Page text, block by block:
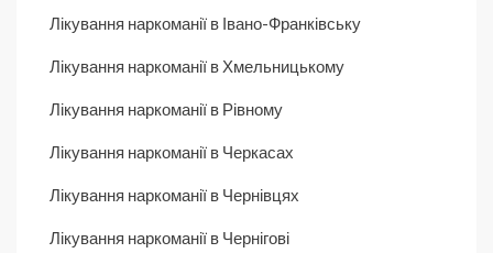
Лікування наркоманії в Івано-Франківську
Лікування наркоманії в Хмельницькому
Лікування наркоманії в Рівному
Лікування наркоманії в Черкасах
Лікування наркоманії в Чернівцях
Лікування наркоманії в Чернігові